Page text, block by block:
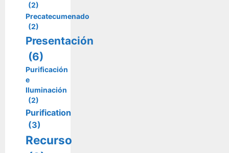
(2)
Precatecumenado
(2)
Presentación
(6)
Purificación
e
Iluminación
(2)
Purification
(3)
Recurso